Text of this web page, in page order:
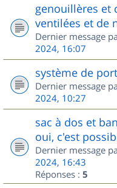
genouillères et
ventilées et de
Dernier message
2024, 16:07
système de
Dernier message
2024, 10:27
sac à dos et
oui, c'est
Dernier message
2024, 16:43
Réponses : 5